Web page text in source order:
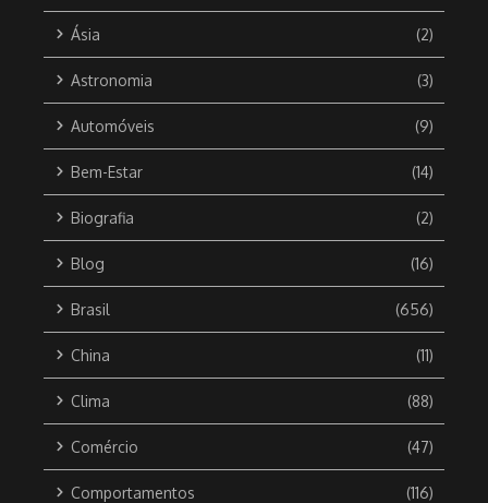
Ásia (2)
Astronomia (3)
Automóveis (9)
Bem-Estar (14)
Biografia (2)
Blog (16)
Brasil (656)
China (11)
Clima (88)
Comércio (47)
Comportamentos (116)